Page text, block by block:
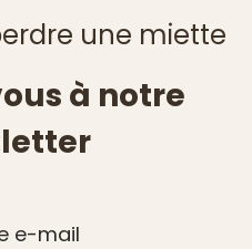
une miette
à notre
e-mail